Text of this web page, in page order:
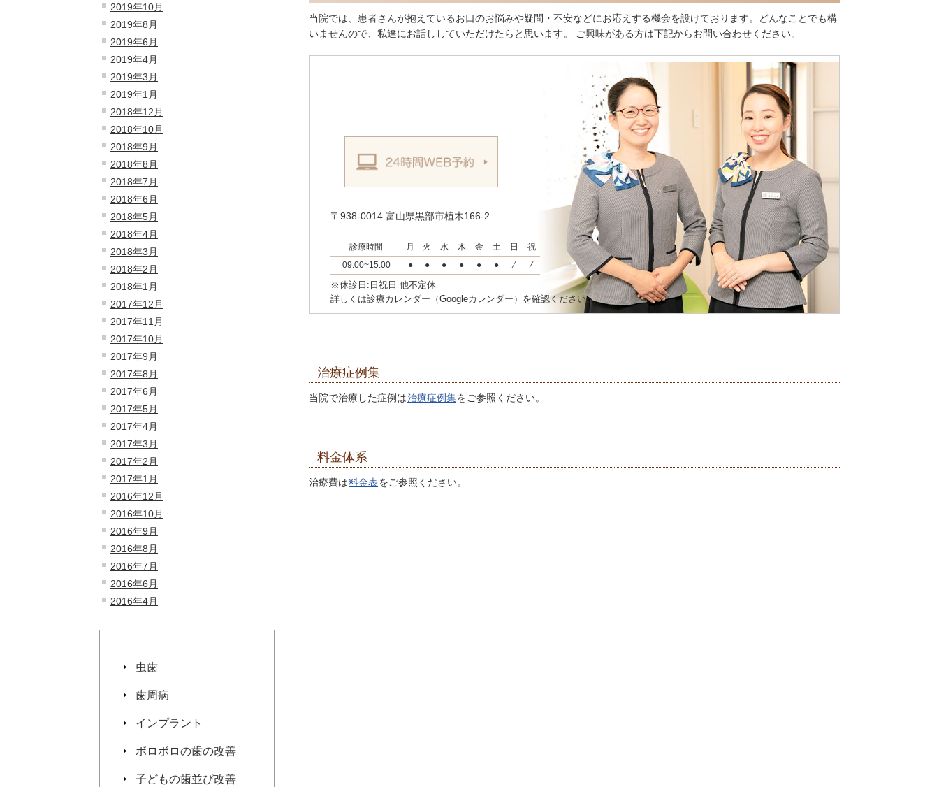
2019年10月
2019年8月
2019年6月
2019年4月
2019年3月
2019年1月
2018年12月
2018年10月
2018年9月
2018年8月
2018年7月
2018年6月
2018年5月
2018年4月
2018年3月
2018年2月
2018年1月
2017年12月
2017年11月
2017年10月
2017年9月
2017年8月
2017年6月
2017年5月
2017年4月
2017年3月
2017年2月
2017年1月
2016年12月
2016年10月
2016年9月
2016年8月
2016年7月
2016年6月
2016年4月
虫歯
歯周病
インプラント
ボロボロの歯の改善
子どもの歯並び改善
当院では、患者さんが抱えているお口のお悩みや疑問・不安などにお応えする機会を設けております。どんなことでも構
いませんので、私達にお話ししていただけたらと思います。 ご興味がある方は下記からお問い合わせください。
〒938-0014 富山県黒部市植木166-2
診療時間 月 火 水 木 金 土 日
祝
09:00~15:00
● ● ● ● ● ● ⁄ ⁄
※休診日:日祝日 他不定休
詳しくは診療カレンダー（Googleカレンダー）を確認ください。
治療症例集
当院で治療した症例は治療症例集をご参照ください。
料金体系
治療費は料金表をご参照ください。